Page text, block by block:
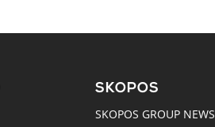
SKOPOS
SKOPOS GROUP NEWS